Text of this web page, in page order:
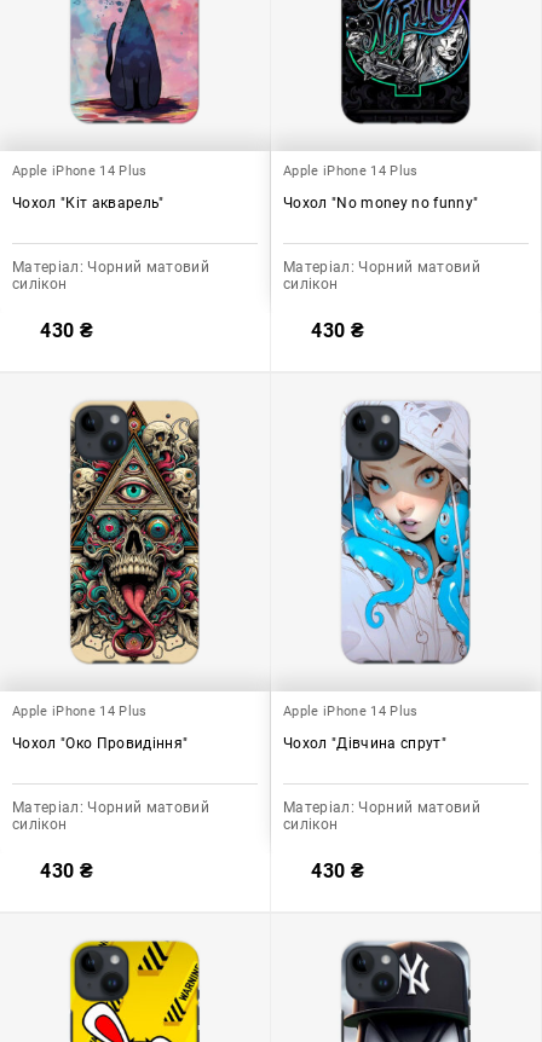
Apple iPhone 14 Plus
Чохол "Кіт акварель"
Матеріал: Чорний матовий
силікон
430 ₴
Apple iPhone 14 Plus
Чохол "No money no funny"
Матеріал: Чорний матовий
силікон
430 ₴
Apple iPhone 14 Plus
Чохол "Око Провидіння"
Матеріал: Чорний матовий
силікон
430 ₴
Apple iPhone 14 Plus
Чохол "Дівчина спрут"
Матеріал: Чорний матовий
силікон
430 ₴